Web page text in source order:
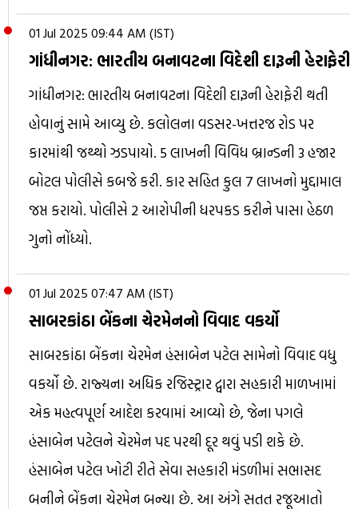
01 Jul 2025 09:44 AM (IST)
ગાંધીનગર: ભારતીય બનાવટના વિદેશી દારૂની હેરાફેરી
ગાંધીનગર: ભારતીય બનાવટના વિદેશી દારૂની હેરાફેરી થતી
હોવાનું સામે આવ્યુ છે. કલોલના વડસર-ખત્તરજ રોડ પર
કારમાંથી જથ્થો ઝડપાયો. 5 લાખની વિવિધ બ્રાન્ડની 3 હજાર
બોટલ પોલીસે કબજે કરી. કાર સહિત કુલ 7 લાખનો મુદ્દામાલ
જપ્ત કરાયો. પોલીસે 2 આરોપીની ધરપકડ કરીને પાસા હેઠળ
ગુનો નોંધ્યો.
01 Jul 2025 07:47 AM (IST)
સાબરકાંઠા બેંકના ચેરમેનનો વિવાદ વકર્યો
સાબરકાંઠા બેંકના ચેરમેન હંસાબેન પટેલ સામેનો વિવાદ વધુ
વકર્યો છે. રાજ્યના અધિક રજિસ્ટ્રાર દ્વારા સહકારી માળખામાં
એક મહત્વપૂર્ણ આદેશ કરવામાં આવ્યો છે, જેના પગલે
હંસાબેન પટેલને ચેરમેન પદ પરથી દૂર થવું પડી શકે છે.
હંસાબેન પટેલ ખોટી રીતે સેવા સહકારી મંડળીમાં સભાસદ
બનીને બેંકના ચેરમેન બન્યા છે. આ અંગે સતત રજૂઆતો